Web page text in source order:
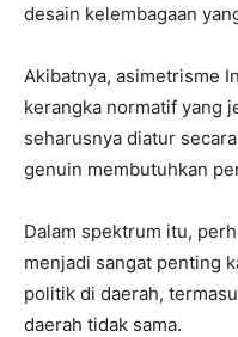
desain kelembagaan
Akibatnya, asimetrisme
kerangka normatif yang
seharusnya diatur
genuin membutuhkan
Dalam spektrum itu,
menjadi sangat penting
politik di daerah,
daerah tidak sama.